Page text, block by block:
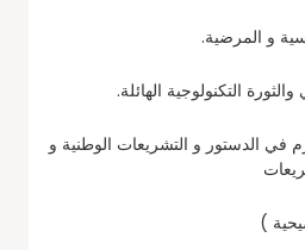
و المرضية.
التكنولوجية الهائلة.
في الدستور و التشريعات الوطنية و
)